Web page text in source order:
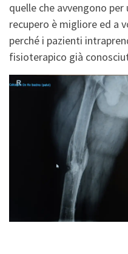
quelle che avvengono
recupero è migliore ed a
perché i pazienti
fisioterapico già